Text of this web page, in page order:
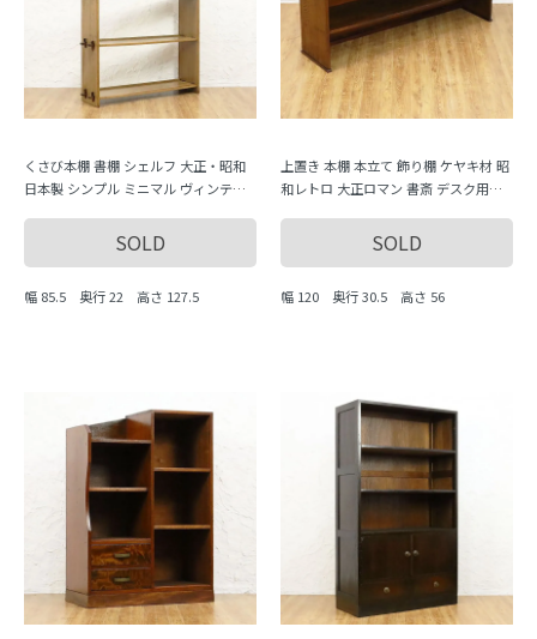
くさび本棚 書棚 シェルフ 大正・昭和
日本製 シンプル ミニマル ヴィンテー
SOLD
幅 85.5 奥行 22 高さ 127.5
上置き 本棚 本立て 飾り棚 ケヤキ材 昭
和レトロ 大正ロマン 書斎 デスク用品
SOLD
幅 120 奥行 30.5 高さ 56